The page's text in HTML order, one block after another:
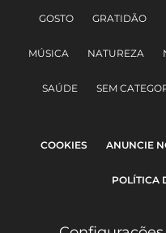
GOSTO GRATIDÃO
MÚSICA NATUREZA
SAÚDE SEM
COOKIES ANUNCIE
POLÍTICA